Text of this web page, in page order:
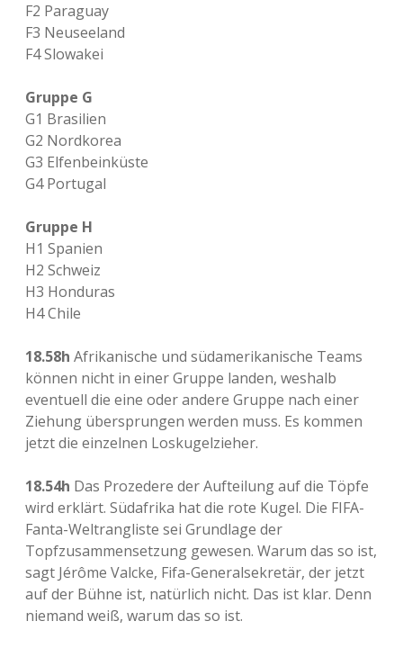
F2 Paraguay
F3 Neuseeland
F4 Slowakei
Gruppe G
G1 Brasilien
G2 Nordkorea
G3 Elfenbeinküste
G4 Portugal
Gruppe H
H1 Spanien
H2 Schweiz
H3 Honduras
H4 Chile
18.58h Afrikanische und südamerikanische Teams
können nicht in einer Gruppe landen, weshalb
eventuell die eine oder andere Gruppe nach einer
Ziehung übersprungen werden muss. Es kommen
jetzt die einzelnen Loskugelzieher.
18.54h Das Prozedere der Aufteilung auf die Töpfe
wird erklärt. Südafrika hat die rote Kugel. Die FIFA-
Fanta-Weltrangliste sei Grundlage der
Topfzusammensetzung gewesen. Warum das so ist,
sagt Jérôme Valcke, Fifa-Generalsekretär, der jetzt
auf der Bühne ist, natürlich nicht. Das ist klar. Denn
niemand weiß, warum das so ist.